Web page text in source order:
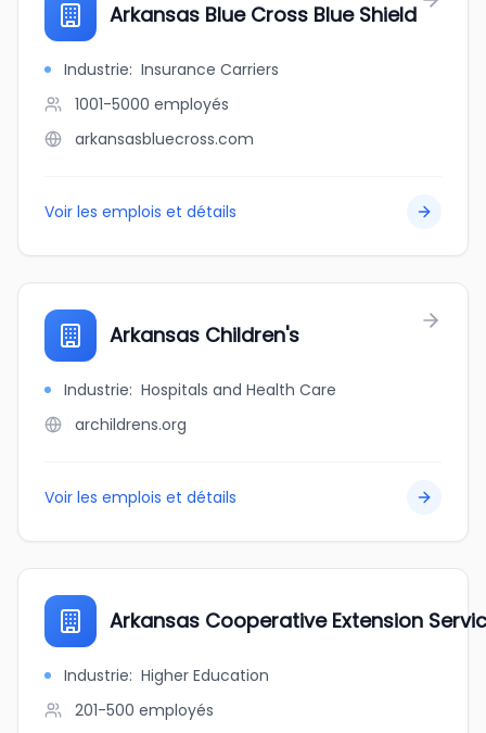
Arkansas Blue Cross Blue Shield
Industrie: Insurance Carriers
1001-5000 employés
arkansasbluecross.com
Voir les emplois et détails
Arkansas Children's
Industrie: Hospitals and Health Care
archildrens.org
Voir les emplois et détails
Arkansas Cooperative Extension
Industrie: Higher Education
201-500 employés